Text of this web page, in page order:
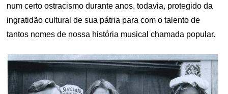
num certo ostracismo durante anos, todavia, protegido da
ingratidão cultural de sua pátria para com o talento de
tantos nomes de nossa história musical chamada popular.